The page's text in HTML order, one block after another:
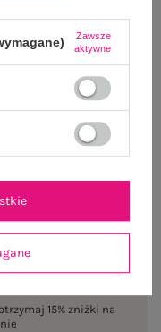
wzrost 176 cm,
,lewo,col
15% zniżki na
Zawsze
aktywne